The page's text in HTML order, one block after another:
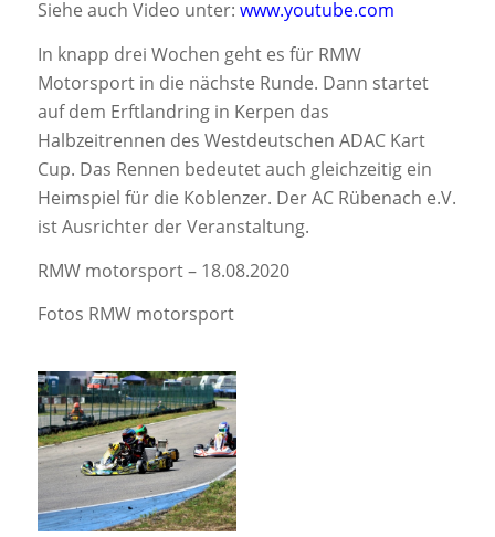
Siehe auch Video unter: www.youtube.com
In knapp drei Wochen geht es für RMW
Motorsport in die nächste Runde. Dann startet
auf dem Erftlandring in Kerpen das
Halbzeitrennen des Westdeutschen ADAC Kart
Cup. Das Rennen bedeutet auch gleichzeitig ein
Heimspiel für die Koblenzer. Der AC Rübenach e.V.
ist Ausrichter der Veranstaltung.
RMW motorsport – 18.08.2020
Fotos RMW motorsport